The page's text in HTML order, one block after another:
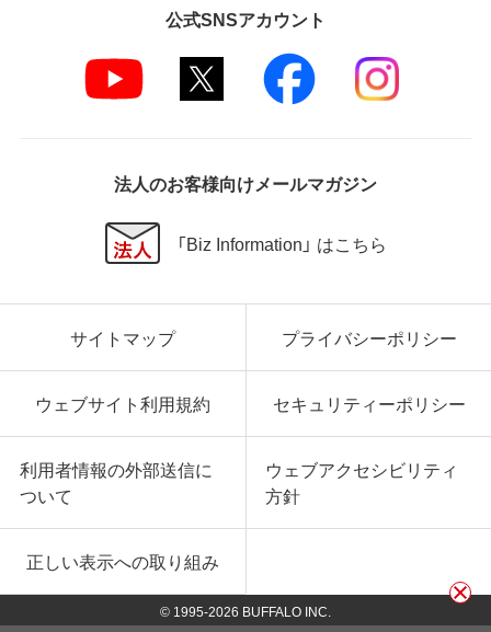
公式SNSアカウント
法人のお客様向けメールマガジン
「Biz Information」 はこちら
サイトマップ プライバシーポリシー
ウェブサイト利用規約 セキュリティーポリシー
利用者情報の外部送信に
ついて
ウェブアクセシビリティ
方針
正しい表示への取り組み
© 1995-2026 BUFFALO INC.